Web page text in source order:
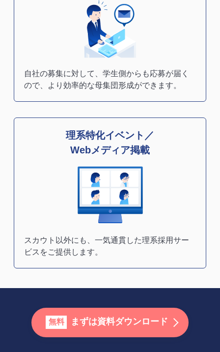
自社の募集に対して、学生側からも応募が届く
ので、より効率的な母集団形成ができます。
理系特化イベント／
Webメディア掲載
スカウト以外にも、一気通貫した理系採用サー
ビスをご提供します。
無料 まずは資料ダウンロード